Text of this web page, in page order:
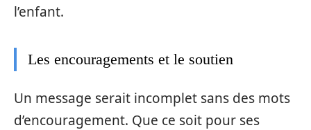
l’enfant.
Les encouragements et le soutien
Un message serait incomplet sans des mots
d’encouragement. Que ce soit pour ses